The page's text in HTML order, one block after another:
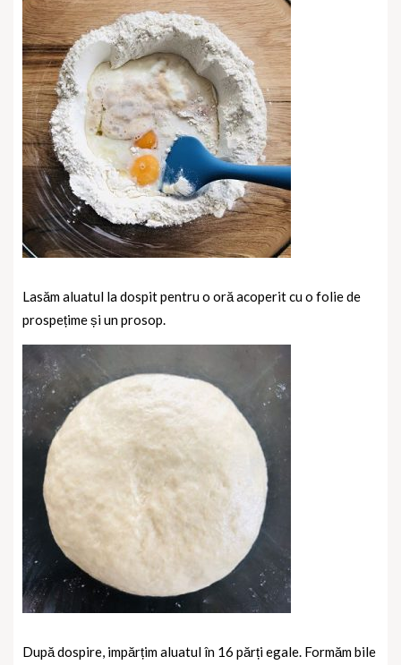
Lasăm aluatul la dospit pentru o oră acoperit cu o folie de
prospețime și un prosop.
După dospire, impărțim aluatul în 16 părți egale. Formăm bile